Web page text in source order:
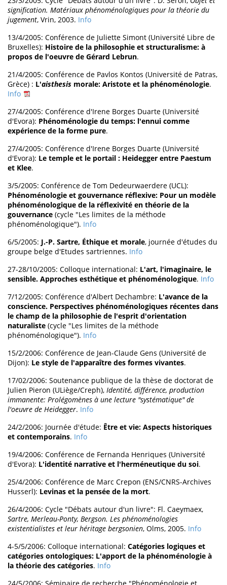
signification. Matériaux phénoménologiques pour la théorie du
jugement, Vrin, 2003. Info
13/4/2005: Conférence de Juliette Simont (Université Libre de
Bruxelles): Histoire de la philosophie et structuralisme: à
propos de l'oeuvre de Gérard Lebrun.
21/4/2005: Conférence de Pavlos Kontos (Université de Patras,
Grèce) : L'aisthesis morale: Aristote et la phénoménologie.
Info
27/4/2005: Conférence d'Irene Borges Duarte (Université
d'Evora): Phénoménologie du temps: l'ennui comme
expérience de la forme pure.
27/4/2005: Conférence d'Irene Borges Duarte (Université
d'Evora): Le temple et le portail : Heidegger entre Paestum
et Klee.
3/5/2005: Conférence de Tom Dedeurwaerdere (UCL):
Phénoménologie et gouvernance réflexive: Pour un modèle
phénoménologique de la réflexivité en théorie de la
gouvernance (cycle "Les limites de la méthode
phénoménologique"). Info
6/5/2005: J.-P. Sartre, Éthique et morale, journée d'études du
groupe belge d'Etudes sartriennes. Info
27-28/10/2005: Colloque international: L'art, l'imaginaire, le
sensible. Approches esthétique et phénoménologique. Info
7/12/2005: Conférence d'Albert Dechambre: L'avance de la
conscience. Perspectives phénoménologiques récentes dans
le champ de la philosophie de l'esprit d'orientation
naturaliste (cycle "Les limites de la méthode
phénoménologique"). Info
15/2/2006: Conférence de Jean-Claude Gens (Université de
Dijon): Le style de l'apparaître des formes vivantes.
17/02/2006: Soutenance publique de la thèse de doctorat de
Julien Pieron (ULiège/Creph), Identité, différence, production
immanente: Prolégomènes à une lecture "systématique" de
l'oeuvre de Heidegger. Info
24/2/2006: Journée d'étude: Être et vie: Aspects historiques
et contemporains. Info
19/4/2006: Conférence de Fernanda Henriques (Université
d'Evora): L'identité narrative et l'herméneutique du soi.
25/4/2006: Conférence de Marc Crepon (ENS/CNRS-Archives
Husserl): Levinas et la pensée de la mort.
26/4/2006: Cycle "Débats autour d'un livre": Fl. Caeymaex,
Sartre, Merleau-Ponty, Bergson. Les phénoménologies
existentialistes et leur héritage bergsonien, Olms, 2005. Info
4-5/5/2006: Colloque international: Catégories logiques et
catégories ontologiques: L'apport de la phénoménologie à
la théorie des catégories. Info